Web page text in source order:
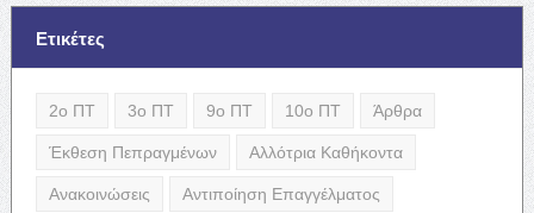
Ετικέτες
2ο ΠΤ 3ο ΠΤ 9ο ΠΤ 10ο ΠΤ Άρθρα
Έκθεση Πεπραγμένων Αλλότρια Καθήκοντα
Ανακοινώσεις Αντιποίηση Επαγγέλματος